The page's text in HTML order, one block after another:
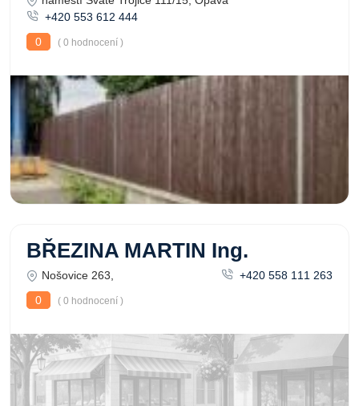
+420 553 612 444
0
( 0 hodnocení )
BŘEZINA MARTIN Ing.
Nošovice 263,
+420 558 111 263
0
( 0 hodnocení )